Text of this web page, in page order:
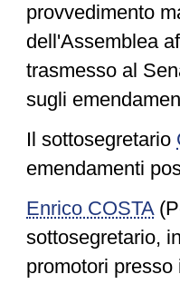
provvedimento
dell'Assemblea
trasmesso al
sugli
Il sottosegretario
emendamenti
Enrico COSTA
sottosegretario,
promotori